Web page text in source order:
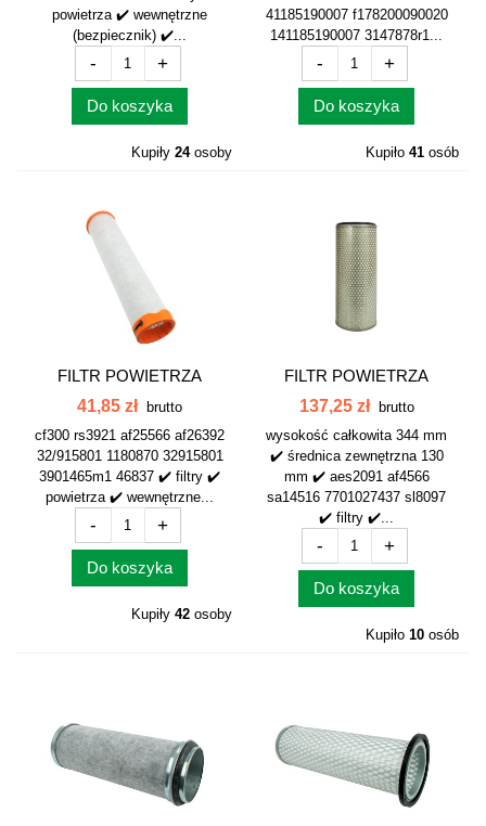
powietrza ✔️ wewnętrzne
(bezpiecznik) ✔️...
- +
Do koszyka
Kupiły 24osoby
41185190007 f178200090020
141185190007 3147878r1...
- +
Do koszyka
Kupiło 41 osób
FILTR POWIETRZA
WEWNĘTRZNY...
41,85 zł
brutto
cf300 rs3921 af25566 af26392
32/915801 1180870 32915801
3901465m1 46837 ✔️ filtry ✔️
powietrza ✔️ wewnętrzne...
- +
Do koszyka
Kupiły 42 osoby
FILTR POWIETRZA
WEWNĘTRZNY...
137,25 zł
brutto
wysokość całkowita 344 mm
✔️ średnica zewnętrzna 130
mm ✔️ aes2091 af4566
sa14516 7701027437 sl8097
✔️ filtry ✔️...
- +
Do koszyka
Kupiło 10 osób